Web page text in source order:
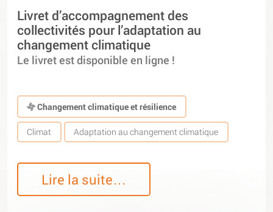
Livret d’accompagnement des
collectivités pour l’adaptation au
changement climatique
Le livret est disponible en ligne !
Changement climatique et résilience
Climat Adaptation au changement climatique
Lire la suite…